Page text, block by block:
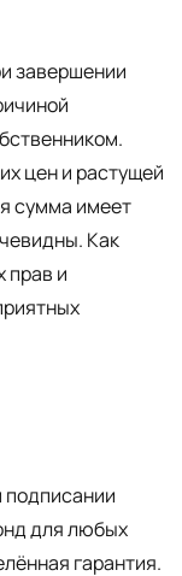
завершении
цен и растущей
сумма имеет
Как
прав и
подписании
для любых
гарантия.